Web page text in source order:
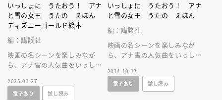
いっしょに うたおう！ アナ
と雪の女王 うたの えほん
ディズニーゴールド絵本
編：講談社
映画の名シーンを楽しみなが
ら、アナ雪の人気曲をいっしょ
記で掲載しているので、ひらが
な学習にも！
2025.03.27
電子あり
試し読み
いっしょに うたおう！ アナ
と雪の女王 うたの えほん
編：講談社
映画の名シーンを楽しみなが
ら、アナ雪の人気曲をいっしょ
で読めるよう、ひらがな表記で
歌詞を掲載！
2014.10.17
電子あり
試し読み